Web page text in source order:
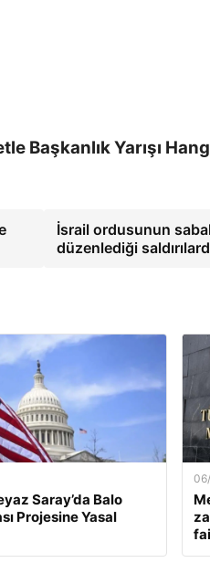
Başkanlık Yarışı
İsrail ordusunun
düzenlediği
Saray’da Balo
Projesine Yasal